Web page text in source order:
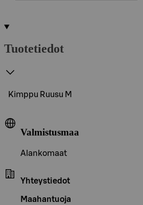
Tuotetiedot
Kimppu Ruusu M
Valmistusmaa
Alankomaat
Yhteystiedot
Maahantuoja